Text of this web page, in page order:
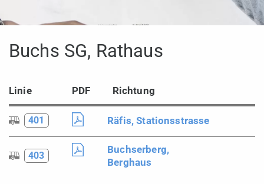
Buchs SG, Rathaus
Linie PDF Richtung
401 Räfis, Stationsstrasse
403
Buchserberg,
Berghaus